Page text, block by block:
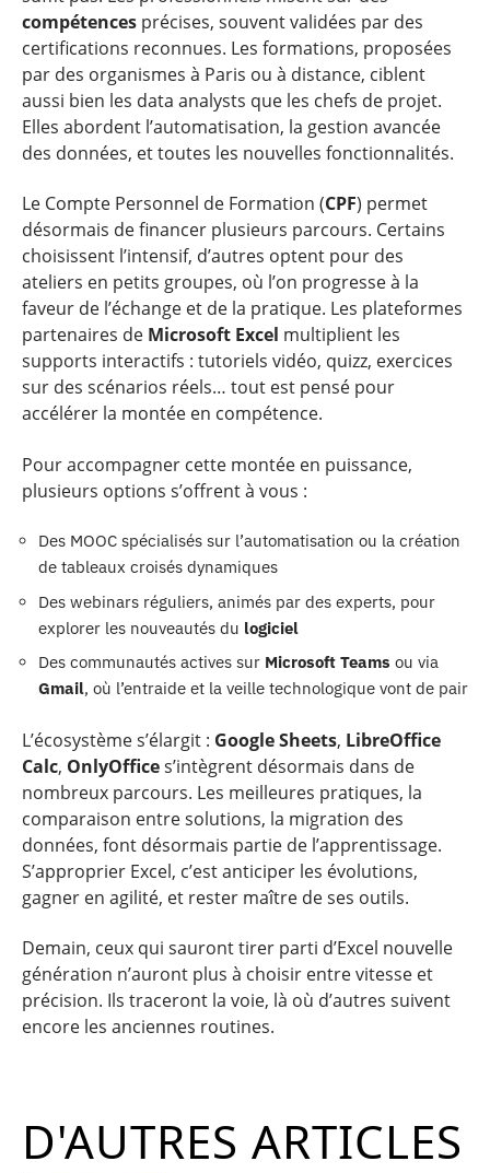
compétences précises, souvent validées par des
certifications reconnues. Les formations, proposées
par des organismes à Paris ou à distance, ciblent
aussi bien les data analysts que les chefs de projet.
Elles abordent l’automatisation, la gestion avancée
des données, et toutes les nouvelles fonctionnalités.
Le Compte Personnel de Formation (CPF) permet
désormais de financer plusieurs parcours. Certains
choisissent l’intensif, d’autres optent pour des
ateliers en petits groupes, où l’on progresse à la
faveur de l’échange et de la pratique. Les plateformes
partenaires de Microsoft Excel multiplient les
supports interactifs : tutoriels vidéo, quizz, exercices
sur des scénarios réels… tout est pensé pour
accélérer la montée en compétence.
Pour accompagner cette montée en puissance,
plusieurs options s’offrent à vous :
Des MOOC spécialisés sur l’automatisation ou la création
de tableaux croisés dynamiques
Des webinars réguliers, animés par des experts, pour
explorer les nouveautés du logiciel
Des communautés actives sur Microsoft Teams ou via
Gmail, où l’entraide et la veille technologique vont de pair
L’écosystème s’élargit : Google Sheets, LibreOffice
Calc, OnlyOffices’intègrent désormais dans de
nombreux parcours. Les meilleures pratiques, la
comparaison entre solutions, la migration des
données, font désormais partie de l’apprentissage.
S’approprier Excel, c’est anticiper les évolutions,
gagner en agilité, et rester maître de ses outils.
Demain, ceux qui sauront tirer parti d’Excel nouvelle
génération n’auront plus à choisir entre vitesse et
précision. Ils traceront la voie, là où d’autres suivent
encore les anciennes routines.
D'AUTRES ARTICLES